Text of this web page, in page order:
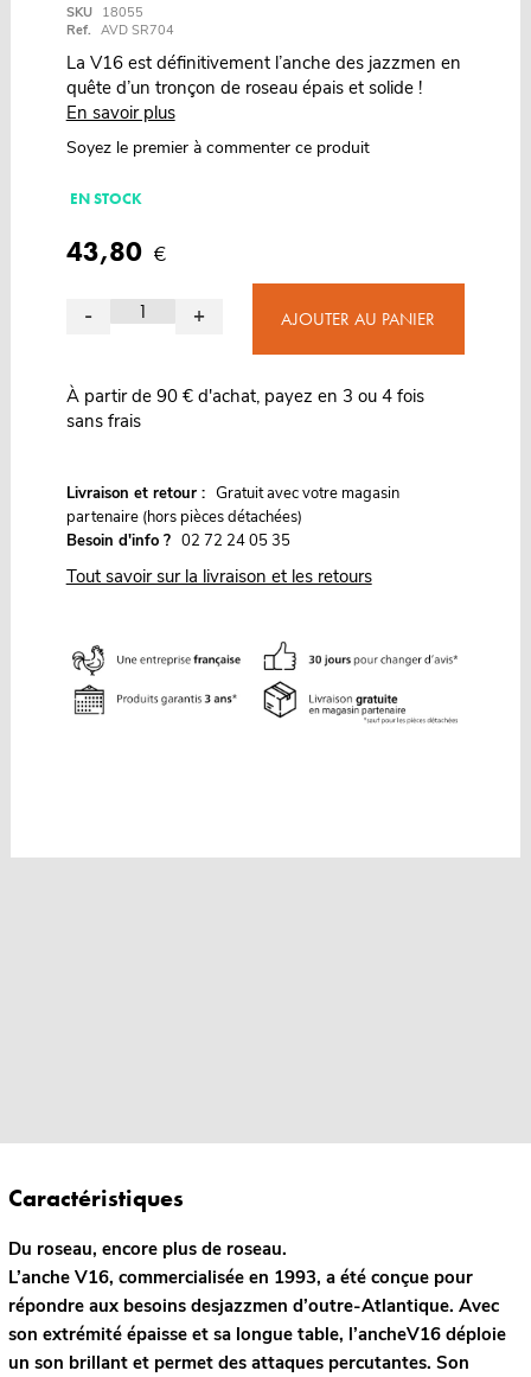
SKU
18055
Ref. AVD SR704
La V16 est définitivement l’anche des jazzmen en
quête d’un tronçon de roseau épais et solide !
En savoir plus
Soyez le premier à commenter ce produit
EN STOCK
43,80 €
- + AJOUTER AU PANIER
À partir de 90 € d'achat, payez en 3 ou 4 fois
sans frais
Livraison et retour : Gratuit avec votre magasin
partenaire (hors pièces détachées)
Besoin d'info ? 02 72 24 05 35
Tout savoir sur la livraison et les retours
Caractéristiques
Du roseau, encore plus de roseau.
L’anche V16, commercialisée en 1993, a été conçue pour
répondre aux besoins desjazzmen d’outre-Atlantique. Avec
son extrémité épaisse et sa longue table, l’ancheV16 déploie
un son brillant et permet des attaques percutantes. Son